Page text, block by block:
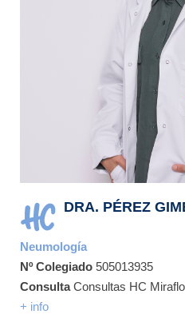
DRA. PÉREZ
Neumología
Nº Colegiado 505013935
ConsultaConsultas HC
+ info